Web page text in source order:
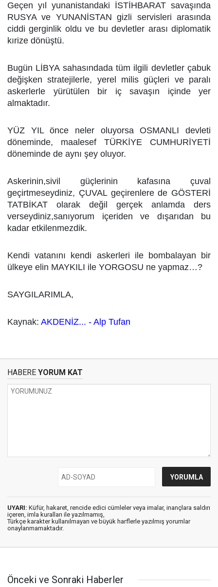
Geçen yıl yunanistandaki İSTİHBARAT savaşında
RUSYA ve YUNANİSTAN gizli servisleri arasında
ciddi gerginlik oldu ve bu devletler arası diplomatik
kırize dönüştü.
Bugün LİBYA sahasındada tüm ilgili devletler çabuk
değişken stratejilerle, yerel milis güçleri ve paralı
askerlerle yürütülen bir iç savaşın içinde yer
almaktadır.
YÜZ YIL önce neler oluyorsa OSMANLI devleti
döneminde, maalesef TÜRKİYE CUMHURİYETİ
döneminde de aynı şey oluyor.
Askerinin,sivil güçlerinin kafasına çuval
geçirtmeseydiniz, ÇUVAL geçirenlere de GÖSTERİ
TATBİKAT olarak değil gerçek anlamda ders
verseydiniz,sanıyorum içeriden ve dışarıdan bu
kadar etkilenmezdik.
Kendi vatanını kendi askerleri ile bombalayan bir
ülkeye elin MAYKILI ile YORGOSU ne yapmaz…?
SAYGILARIMLA,
Kaynak: AKDENİZ... - Alp Tufan
HABERE YORUM KAT
UYARI: Küfür, hakaret, rencide edici cümleler veya imalar, inançlara saldırı
içeren, imla kuralları ile yazılmamış,
Türkçe karakter kullanılmayan ve büyük harflerle yazılmış yorumlar
onaylanmamaktadır.
Önceki ve Sonraki Haberler